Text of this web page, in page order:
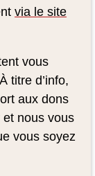
via le site
vous
titre d’info,
aux dons
nous vous
vous soyez